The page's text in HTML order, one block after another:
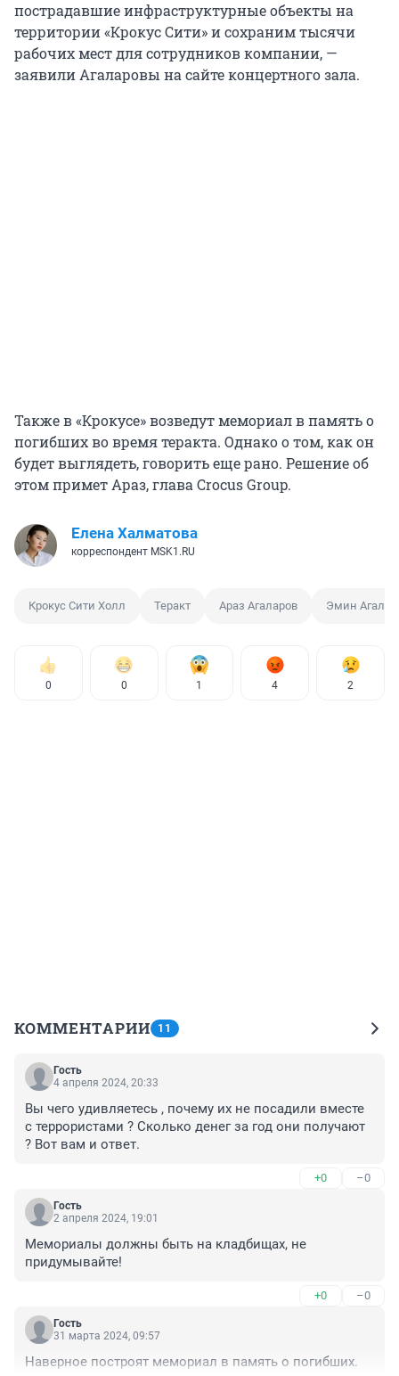
пострадавшие инфраструктурные объекты на
территории «Крокус Сити» и сохраним тысячи
рабочих мест для сотрудников компании, —
заявили Агаларовы на сайте концертного зала.
Также в «Крокусе» возведут мемориал в память о
погибших во время теракта. Однако о том, как он
будет выглядеть, говорить еще рано. Решение об
этом примет Араз, глава Crocus Group.
Елена Халматова
корреспондент MSK1.RU
Крокус Сити Холл Теракт Араз Агаларов Эмин
0 0 1 4 2
КОММЕНТАРИИ 11
Гость
4 апреля 2024, 20:33
Вы чего удивляетесь , почему их не посадили вместе
с террористами ? Сколько денег за год они получают
? Вот вам и ответ.
+0 –0
Гость
2 апреля 2024, 19:01
Мемориалы должны быть на кладбищах, не
придумывайте!
+0 –0
Гость
31 марта 2024, 09:57
Наверное построят мемориал в память о погибших.